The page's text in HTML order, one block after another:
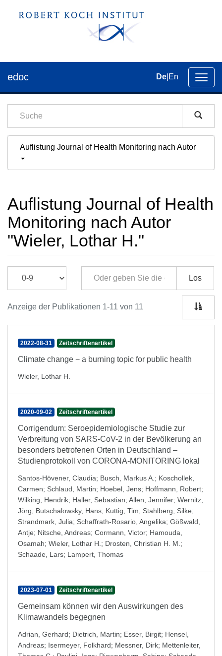
der
edoc De En
Auflistung Journal of Health Monitoring nach Autor
Auflistung Journal of Health
Monitoring nach Autor
"Wieler, Lothar H."
Los
Anzeige der Publikationen 1-11 von 11
2022-08-31 Zeitschriftenartikel
Climate change − a burning topic for public health
Wieler, Lothar H.
2020-09-02 Zeitschriftenartikel
Corrigendum: Seroepidemiologische Studie zur
Verbreitung von SARS-CoV-2 in der Bevölkerung an
besonders betrofenen Orten in Deutschland –
Studienprotokoll von CORONA-MONITORING lokal
Santos-Hövener, Claudia; Busch, Markus A. ; Koschollek,
Carmen; Schlaud, Martin; Hoebel, Jens; Hoffmann, Robert;
Wilking, Hendrik; Haller, Sebastian; Allen, Jennifer; Wernitz,
Jörg; Butschalowsky, Hans; Kuttig, Tim; Stahlberg, Silke;
Strandmark, Julia; Schaffrath-Rosario, Angelika; Gößwald,
Antje; Nitsche, Andreas; Cormann, Victor; Hamouda,
Osamah; Wieler, Lothar H. ; Drosten, Christian H. M. ;
Schaade, Lars; Lampert, Thomas
2023-07-01 Zeitschriftenartikel
Gemeinsam können wir den Auswirkungen des
Klimawandels begegnen
Adrian, Gerhard; Dietrich, Martin; Esser, Birgit; Hensel,
Andreas; Isermeyer, Folkhard; Messner, Dirk; Mettenleiter,